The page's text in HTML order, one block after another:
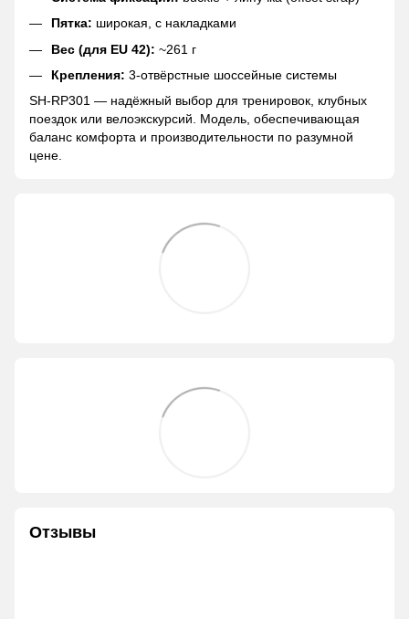
Пятка: широкая, с накладками
Вес (для EU 42): ~261 г
Крепления: 3-отвёрстные шоссейные системы
SH-RP301 — надёжный выбор для тренировок, клубных
поездок или велоэкскурсий. Модель, обеспечивающая
баланс комфорта и производительности по разумной
цене.
Отзывы